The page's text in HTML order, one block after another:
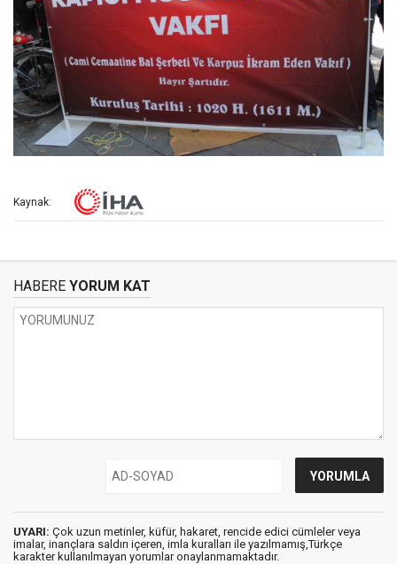
Kaynak:
HABERE YORUM KAT
UYARI: Çok uzun metinler, küfür, hakaret, rencide edici cümleler veya
imalar, inançlara saldırı içeren, imla kuralları ile yazılmamış,Türkçe
karakter kullanılmayan yorumlar onaylanmamaktadır.